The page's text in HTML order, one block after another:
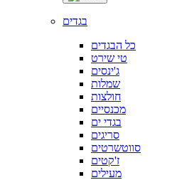
בגדים
כל הבגדים
טי שירט
ג'ינסים
שמלות
חולצות
מכנסיים
בגדי ים
סריגים
סווטשרטים
ז'קטים
מעילים